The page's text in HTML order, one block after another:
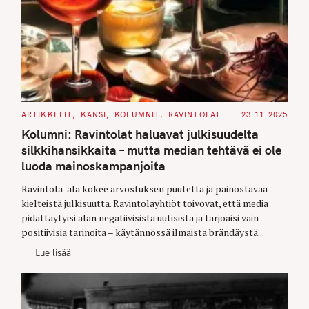
C
T
E
G
O
R
I
S
ARTIKKELIT KANSI KOLUMNIT RAVINTOLAT 23.11.2025
Kolumni: Ravintolat haluavat julkisuudelta
silkkihansikkaita – mutta median tehtävä ei ole
luoda mainoskampanjoita
Ravintola-ala kokee arvostuksen puutetta ja painostavaa
kielteistä julkisuutta. Ravintolayhtiöt toivovat, että media
pidättäytyisi alan negatiivisista uutisista ja tarjoaisi vain
positiivisia tarinoita – käytännössä ilmaista brändäystä...
Lue lisää